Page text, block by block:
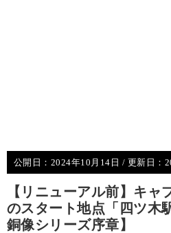
公開日： 2024年10月14日 / 更新日：
【リニューアル前】キャ
のスタート地点「四ツ木
銅像シリーズ序章】